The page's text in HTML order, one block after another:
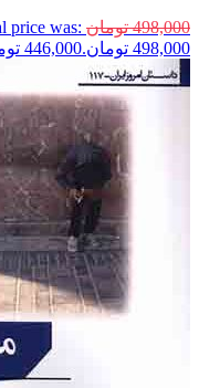
498,000 تومان price was:
498,000 تومان.
446,000